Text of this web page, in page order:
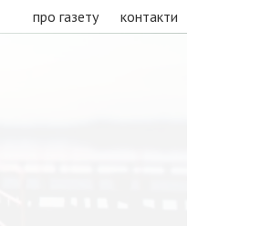
про газету контакти